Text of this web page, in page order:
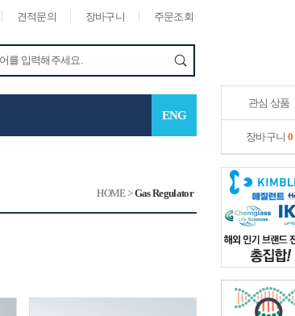
견적문의 장바구니 주문조회
관심 상품
장바구니 0
ENG
HOME>Gas Regulator